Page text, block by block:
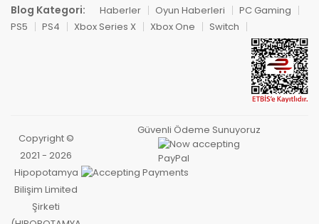
Blog Kategori: Haberler Oyun Haberleri
PC Gaming
PS5
PS4 Xbox Series X Xbox One Switch
Copyright ©
2021 - 2026
Hipopotamya
Bilişim Limited
Şirketi
Güvenli Ödeme Sunuyoruz